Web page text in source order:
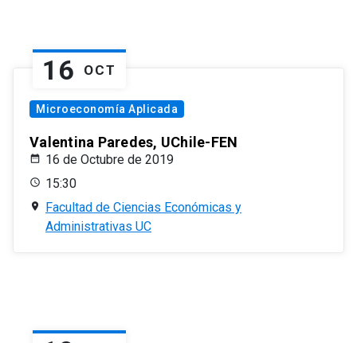
16 OCT
Microeconomía Aplicada
Valentina Paredes, UChile-FEN
16 de Octubre de 2019
15:30
Facultad de Ciencias Económicas y
Administrativas UC